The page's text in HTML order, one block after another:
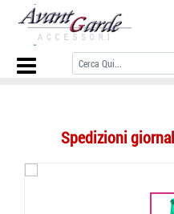
Home Page/BAMBINO/
primi mesi ai 18 bambino
Spedizioni